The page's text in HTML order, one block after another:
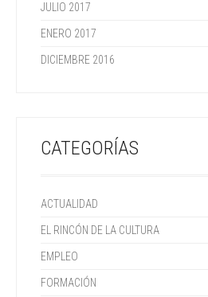
JULIO 2017
ENERO 2017
DICIEMBRE 2016
CATEGORÍAS
ACTUALIDAD
EL RINCÓN DE LA CULTURA
EMPLEO
FORMACIÓN